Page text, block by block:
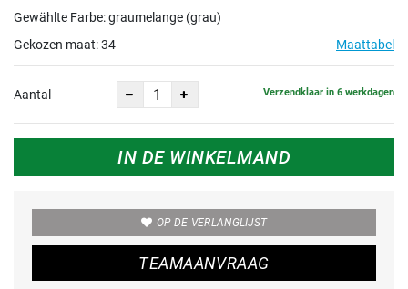
Gewählte Farbe: graumelange (grau)
Gekozen maat:34 Maattabel
Aantal Verzendklaar in 6 werkdagen
IN DE WINKELMAND
OP DE VERLANGLIJST
TEAMAANVRAAG